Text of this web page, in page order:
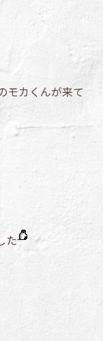
モカくんが来て
た